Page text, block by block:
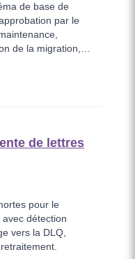
de base de
par le
de la migration,
de lettres
pour le
détection
vers la DLQ,